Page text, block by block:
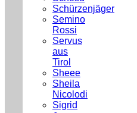
Schürzenjäger
Semino
Rossi
Servus
aus
Tirol
Sheee
Sheila
Nicolodi
Sigrid